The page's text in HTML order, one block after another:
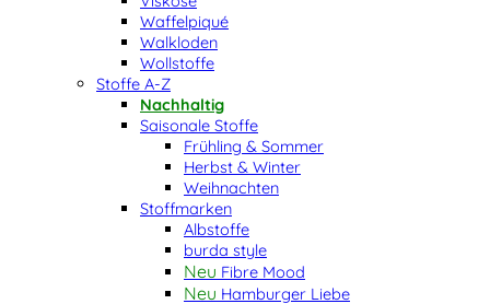
Waffelpiqué
Walkloden
Wollstoffe
Stoffe A-Z
Nachhaltig
Saisonale Stoffe
Frühling & Sommer
Herbst & Winter
Weihnachten
Stoffmarken
Albstoffe
burda style
Fibre Mood
Hamburger Liebe